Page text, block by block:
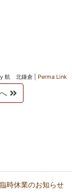
航 北鎌倉 Perma Link
時休業のお知らせ